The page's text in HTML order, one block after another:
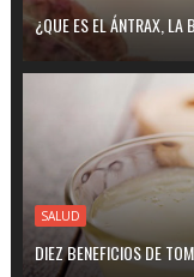
¿QUE ES EL ÁNTRAX, LA
SALUD
DIEZ BENEFICIOS DE